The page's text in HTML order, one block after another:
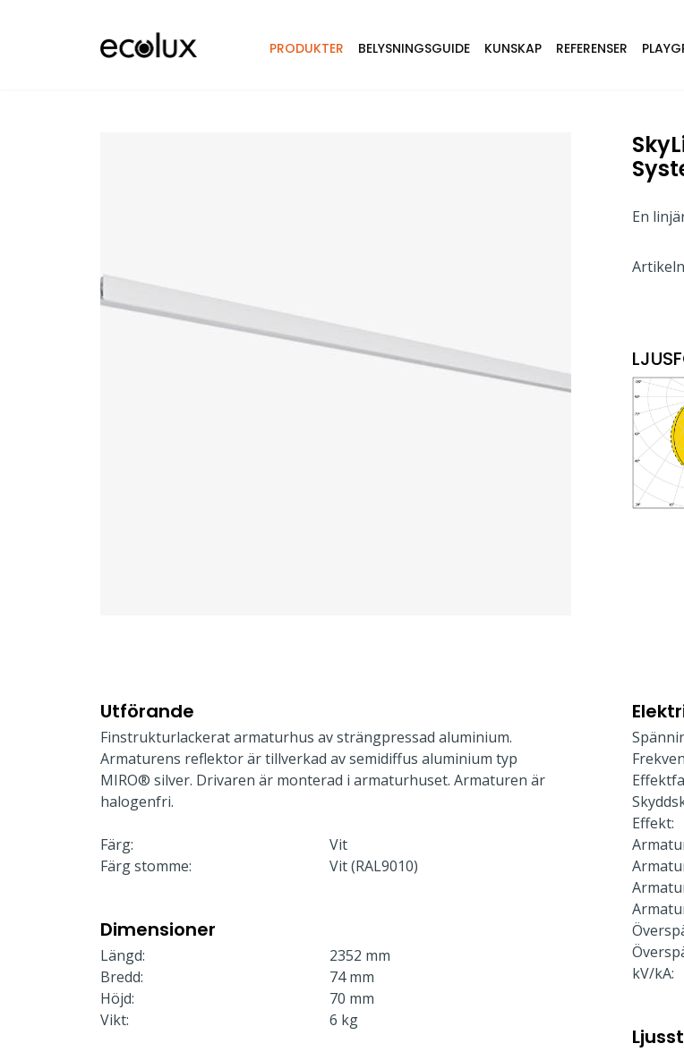
PRODUKTER BELYSNINGSGUIDE KUNSKAP REFERENSER
En
Utförande
Finstrukturlackerat armaturhus av strängpressad aluminium.
Armaturens reflektor är tillverkad av semidiffus aluminium typ
MIRO® silver. Drivaren är monterad i armaturhuset. Armaturen är
halogenfri.
Färg:
Vit
Färg stomme:
Vit (RAL9010)
Dimensioner
Längd:
2352 mm
Bredd:
74 mm
Höjd:
70 mm
Vikt:
6 kg
Effekt:
kV/kA: